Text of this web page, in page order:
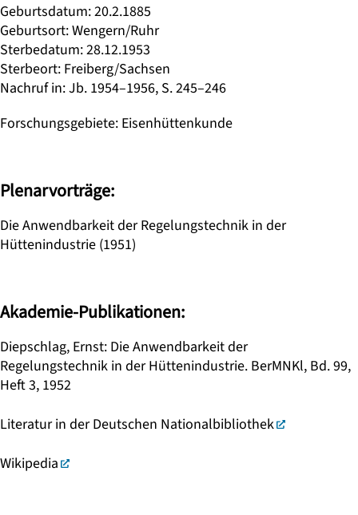
Geburtsdatum:20.2.1885
Geburtsort:Wengern/Ruhr
Sterbedatum:28.12.1953
Sterbeort: Freiberg/Sachsen
Nachruf in:Jb. 1954–1956, S. 245–246
Forschungsgebiete: Eisenhüttenkunde
Plenarvorträge:
Die Anwendbarkeit der Regelungstechnik in der
Hüttenindustrie (1951)
Akademie-Publikationen:
Diepschlag, Ernst: Die Anwendbarkeit der
Regelungstechnik in der Hüttenindustrie. BerMNKl, Bd. 99,
Heft 3, 1952
Literatur in der Deutschen Nationalbibliothek
Wikipedia